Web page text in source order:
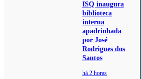
ISQ inaugura
biblioteca
interna
apadrinhada
por José
Rodrigues dos
Santos
há 2 horas